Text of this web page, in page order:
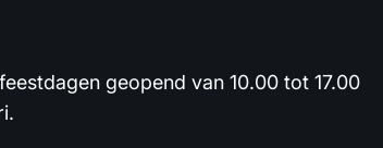
geopend van 10.00 tot 17.00